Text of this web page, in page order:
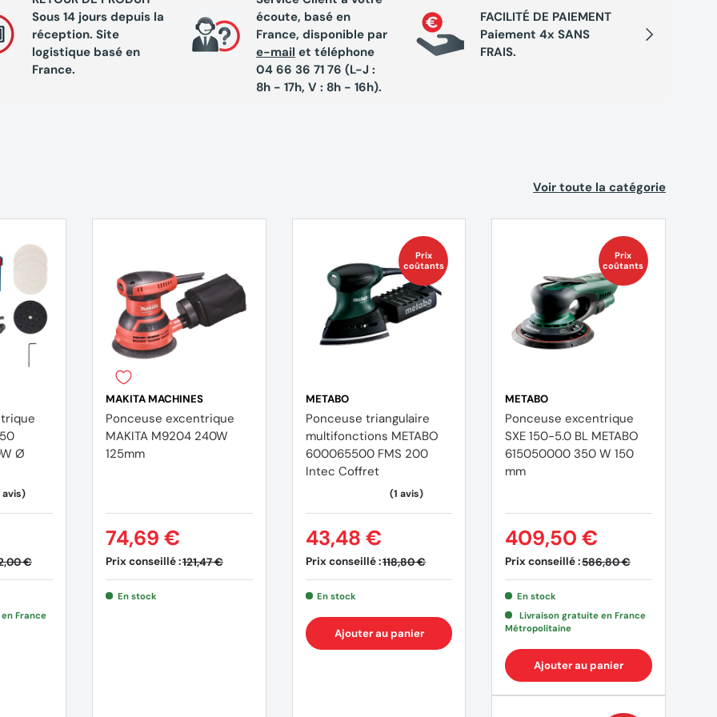
Suivant
Sous 14 jours depuis la
réception. Site
logistique basé en
France.
écoute, basé en
France, disponible par
e-mail et téléphone
04 66 36 71 76 (L-J :
8h - 17h, V : 8h - 16h).
FACILITÉ DE PAIEMENT
Paiement 4x SANS
FRAIS.
Voir toute la catégorie
Ø
€
France
MAKITA MACHINES
Ponceuse excentrique
MAKITA M9204 240W
125mm
Prix conseillé :121,47 €
74,69 €
En stock
Prix
coûtants
METABO
Ponceuse triangulaire
multifonctions METABO
600065500 FMS 200
Intec Coffret
Prix conseillé :118,80 €
43,48 €
En stock
Ajouter au panier
Prix
coûtants
METABO
Ponceuse excentrique
SXE 150-5.0 BL METABO
615050000 350 W 150
mm
Prix conseillé :586,80 €
409,50 €
En stock
Livraison gratuite en France
Métropolitaine
Ajouter au panier